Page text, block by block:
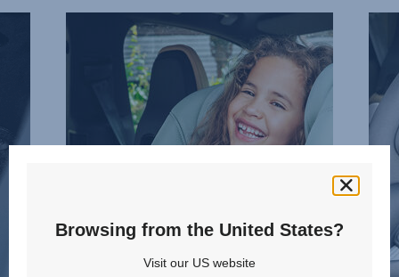
BAKOVERVENDT
LENGER,
av
9
Browsing from the United States?
Visit our US website